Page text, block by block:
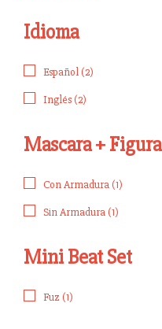
Idioma
Español (2)
Inglés (2)
Mascara + Figura
Con Armadura (1)
Sin Armadura (1)
Mini Beat Set
Fuz (1)